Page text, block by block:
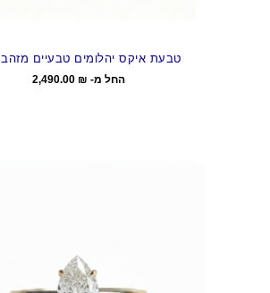
טבעת איקס יהלומים טבעיים מזהב 14K
החל מ- 2,490.00 ₪